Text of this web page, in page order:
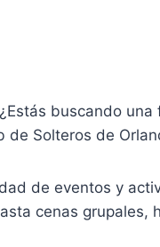
buscando
de Solteros de
de eventos y
cenas grupales,